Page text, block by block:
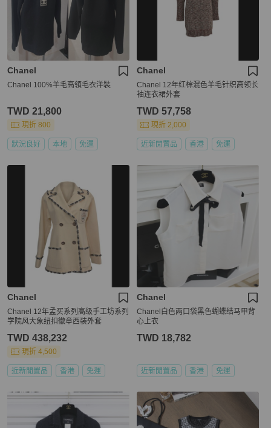
Chanel
Chanel 100%羊毛高領毛衣洋裝
TWD 21,800
現折 800
狀況良好 本地 免運
Chanel
Chanel 12年红棕混色羊毛针织高领长
袖连衣裙外套
TWD 57,758
現折 2,000
近新閒置品 香港 免運
Chanel
Chanel 12年孟买系列高级手工坊系列
学院风大象纽扣徽章西装外套
TWD 438,232
現折 4,500
近新閒置品 香港 免運
Chanel
Chanel白色两口袋黑色蝴蝶结马甲背
心上衣
TWD 18,782
近新閒置品 香港 免運